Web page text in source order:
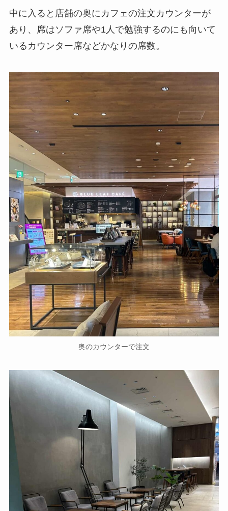
中に入ると店舗の奥にカフェの注文カウンターが
あり、席はソファ席や1人で勉強するのにも向いて
いるカウンター席などかなりの席数。
奥のカウンターで注文